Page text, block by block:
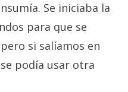
Se iniciaba la
para que se
si salíamos en
podía usar otra